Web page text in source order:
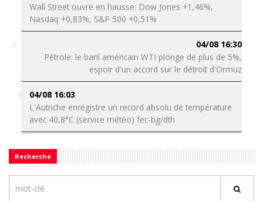
Wall Street ouvre en hausse: Dow Jones +1,46%,
Nasdaq +0,83%, S&P 500 +0,51%
04/08 16:30
Pétrole: le baril américain WTI plonge de plus de 5%,
espoir d'un accord sur le détroit d'Ormuz
04/08 16:03
L'Autriche enregistre un record absolu de température
avec 40,8°C (service météo) fec-bg/dth
Recherche